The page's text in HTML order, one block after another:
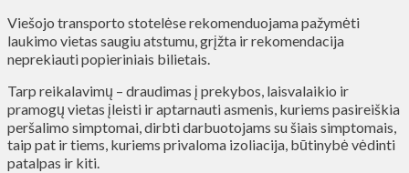
Viešojo transporto stotelėse rekomenduojama pažymėti
laukimo vietas saugiu atstumu, grįžta ir rekomendacija
neprekiauti popieriniais bilietais.
Tarp reikalavimų – draudimas į prekybos, laisvalaikio ir
pramogų vietas įleisti ir aptarnauti asmenis, kuriems pasireiškia
peršalimo simptomai, dirbti darbuotojams su šiais simptomais,
taip pat ir tiems, kuriems privaloma izoliacija, būtinybė vėdinti
patalpas ir kiti.